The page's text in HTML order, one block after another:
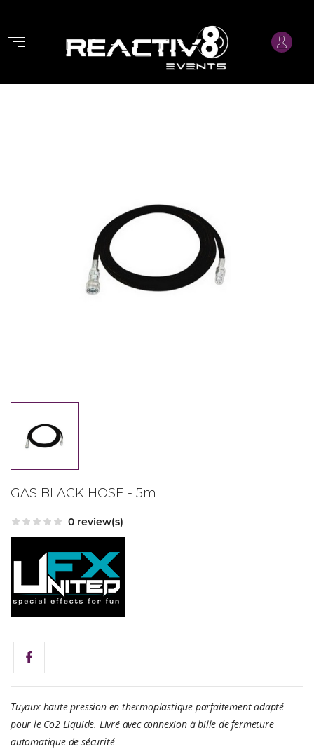
GAS BLACK HOSE - 5m
0 review(s)
Tuyaux haute pression en thermoplastique parfaitement adapté
pour le Co2 Liquide. Livré avec connexion à bille de fermeture
automatique de sécurité.